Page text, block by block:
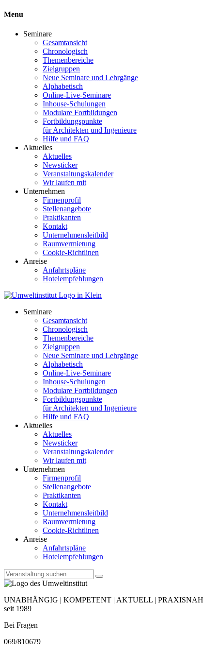
Menu
Seminare
Gesamtansicht
Chronologisch
Themenbereiche
Zielgruppen
Neue Seminare und Lehrgänge
Alphabetisch
Online-Live-Seminare
Inhouse-Schulungen
Modulare Fortbildungen
Fortbildungspunkte
für Architekten und Ingenieure
Hilfe und FAQ
Aktuelles
Aktuelles
Newsticker
Veranstaltungskalender
Wir laufen mit
Unternehmen
Firmenprofil
Stellenangebote
Praktikanten
Kontakt
Unternehmensleitbild
Raumvermietung
Cookie-Richtlinen
Anreise
Anfahrtspläne
Hotelempfehlungen
Seminare
Gesamtansicht
Chronologisch
Themenbereiche
Zielgruppen
Neue Seminare und Lehrgänge
Alphabetisch
Online-Live-Seminare
Inhouse-Schulungen
Modulare Fortbildungen
Fortbildungspunkte
für Architekten und Ingenieure
Hilfe und FAQ
Aktuelles
Aktuelles
Newsticker
Veranstaltungskalender
Wir laufen mit
Unternehmen
Firmenprofil
Stellenangebote
Praktikanten
Kontakt
Unternehmensleitbild
Raumvermietung
Cookie-Richtlinen
Anreise
Anfahrtspläne
Hotelempfehlungen
UNABHÄNGIG | KOMPETENT | AKTUELL | PRAXISNAH
seit 1989
Bei Fragen
069/810679